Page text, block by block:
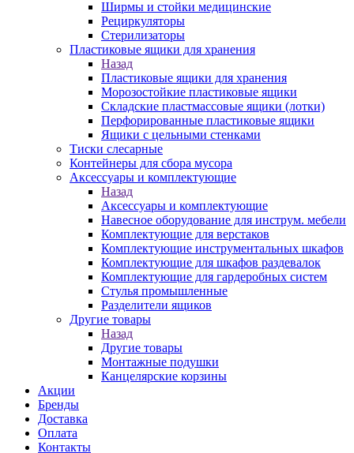
Ширмы и стойки медицинские
Рециркуляторы
Стерилизаторы
Пластиковые ящики для хранения
Назад
Пластиковые ящики для хранения
Морозостойкие пластиковые ящики
Складские пластмассовые ящики (лотки)
Перфорированные пластиковые ящики
Ящики с цельными стенками
Тиски слесарные
Контейнеры для сбора мусора
Аксессуары и комплектующие
Назад
Аксессуары и комплектующие
Навесное оборудование для инструм. мебели
Комплектующие для верстаков
Комплектующие инструментальных шкафов
Комплектующие для шкафов раздевалок
Комплектующие для гардеробных систем
Стулья промышленные
Разделители ящиков
Другие товары
Назад
Другие товары
Монтажные подушки
Канцелярские корзины
Акции
Бренды
Доставка
Оплата
Контакты